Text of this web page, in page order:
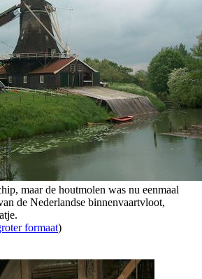
maar de houtmolen was nu eenmaal
de Nederlandse binnenvaartvloot,
formaat)